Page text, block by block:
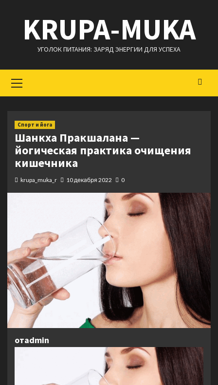
содержимому
KRUPA-MUKA
УГОЛОК ПИТАНИЯ: ЗАРЯД ЭНЕРГИИ ДЛЯ УСПЕХА
меню
Спорт и йога
Шанкха Пракшалана —
йогическая практика очищения
кишечника
krupa_muka_r 10 декабря 2022 0
отadmin